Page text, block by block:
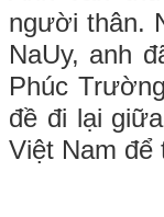
người thân.
NaUy, anh
Phúc
đề đi lại
Việt Nam